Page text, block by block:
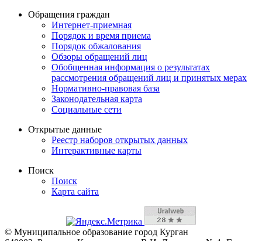
Обращения граждан
Интернет-приемная
Порядок и время приема
Порядок обжалования
Обзоры обращений лиц
Обобщенная информация о результатах
рассмотрения обращений лиц и принятых мерах
Нормативно-правовая база
Законодательная карта
Социальные сети
Открытые данные
Реестр наборов открытых данных
Интерактивные карты
Поиск
Поиск
Карта сайта
© Муниципальное образование город Курган